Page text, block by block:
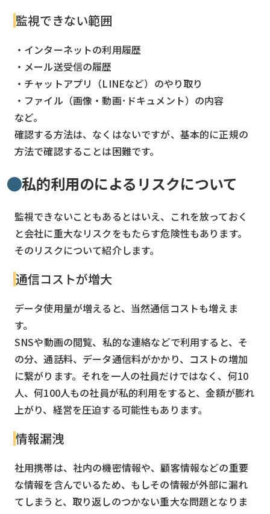
監視できない範囲
・インターネットの利用履歴
・メール送受信の履歴
・チャットアプリ（LINEなど）のやり取り
・ファイル（画像・動画･ドキュメント）の内容
など。
確認する方法は、なくはないですが、基本的に正規の
方法で確認することは困難です。
私的利用のによるリスクについて
監視できないこともあるとはいえ、これを放っておく
と会社に重大なリスクをもたらす危険性もあります。
そのリスクについて紹介します。
通信コストが増大
データ使用量が増えると、当然通信コストも増えま
す。
SNSや動画の閲覧、私的な連絡などで利用すると、そ
の分、通話料、データ通信料がかかり、コストの増加
に繋がります。それを一人の社員だけではなく、何10
人、何100人もの社員が私的利用をすると、金額が膨れ
上がり、経営を圧迫する可能性もあります。
情報漏洩
社用携帯は、社内の機密情報や、顧客情報などの重要
な情報を含んでいるため、もしその情報が外部に漏れ
てしまうと、取り返しのつかない重大な問題となりま